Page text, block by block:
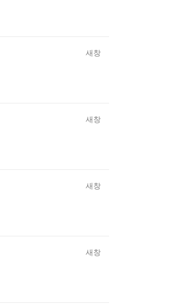
새창
새창
새창
새창